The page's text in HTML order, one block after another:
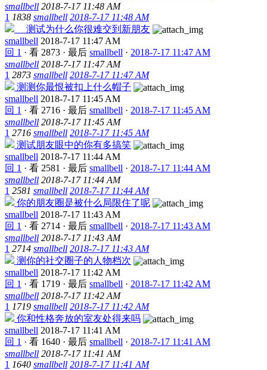
smallbell 2018-7-17 11:48 AM
1 1838 smallbell 2018-7-17 11:48 AM
测试为什么你很难交到新朋友
smallbell 2018-7-17 11:47 AM
回 1 · 看 2873 · 最后 smallbell · 2018-7-17 11:47 AM
smallbell 2018-7-17 11:47 AM
1 2873 smallbell 2018-7-17 11:47 AM
测测你最恨被扣上什么帽子
smallbell 2018-7-17 11:45 AM
回 1 · 看 2716 · 最后 smallbell · 2018-7-17 11:45 AM
smallbell 2018-7-17 11:45 AM
1 2716 smallbell 2018-7-17 11:45 AM
测试朋友眼中的你有多搞笑
smallbell 2018-7-17 11:44 AM
回 1 · 看 2581 · 最后 smallbell · 2018-7-17 11:44 AM
smallbell 2018-7-17 11:44 AM
1 2581 smallbell 2018-7-17 11:44 AM
你的朋友圈是被什么局限住了呢
smallbell 2018-7-17 11:43 AM
回 1 · 看 2714 · 最后 smallbell · 2018-7-17 11:43 AM
smallbell 2018-7-17 11:43 AM
1 2714 smallbell 2018-7-17 11:43 AM
测你的社交圈子的人物档次
smallbell 2018-7-17 11:42 AM
回 1 · 看 1719 · 最后 smallbell · 2018-7-17 11:42 AM
smallbell 2018-7-17 11:42 AM
1 1719 smallbell 2018-7-17 11:42 AM
你和性格奔放的室友处得来吗
smallbell 2018-7-17 11:41 AM
回 1 · 看 1640 · 最后 smallbell · 2018-7-17 11:41 AM
smallbell 2018-7-17 11:41 AM
1 1640 smallbell 2018-7-17 11:41 AM